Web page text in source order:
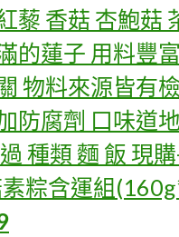
藜 香菇 杏鮑菇
的蓮子 用料豐
物料來源皆有
防腐劑 口味道
種類 麵 飯 現
粽含運組